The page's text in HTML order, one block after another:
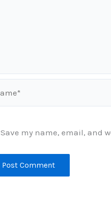
Save my name, email, and